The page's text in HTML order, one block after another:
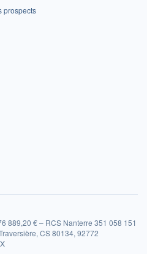
prospects
889,20 € – RCS Nanterre 351 058 151
CS 80134, 92772